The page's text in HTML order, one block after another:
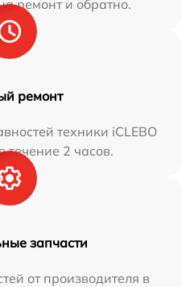
ремонт и обратно.
ремонт
техники iCLEBO
течение 2 часов.
запчасти
от производителя в